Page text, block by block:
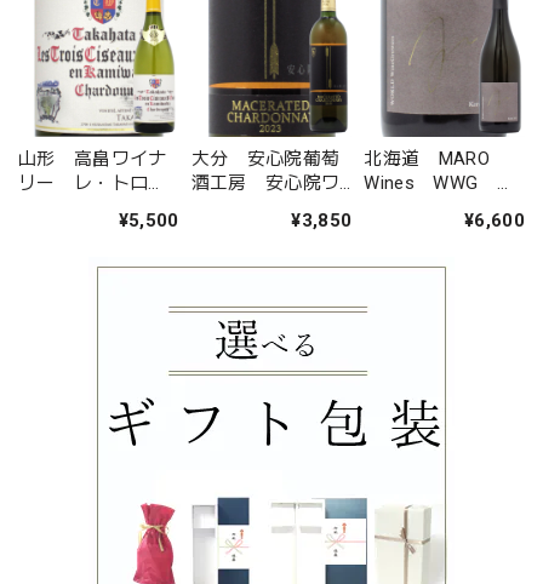
山形 高畠ワイナ
リー レ・トロ
オオウラ・エン・
¥5,500
大分 安心院葡萄
酒工房 安心院ワ
レイテッド シャ
¥3,850
北海道 MARO
Wines WWG
¥6,600